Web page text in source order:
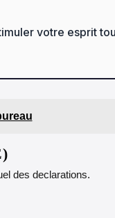
votre esprit
des declarations.